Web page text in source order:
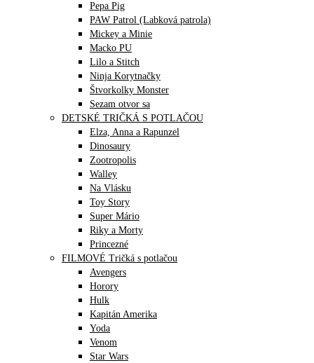
Pepa Pig
PAW Patrol (Labková patrola)
Mickey a Minie
Macko PU
Lilo a Stitch
Ninja Korytnačky
Štvorkolky Monster
Sezam otvor sa
DETSKÉ TRIČKÁ S POTLAČOU
Elza, Anna a Rapunzel
Dinosaury
Zootropolis
Walley
Na Vlásku
Toy Story
Super Mário
Riky a Morty
Princezné
FILMOVÉ Tričká s potlačou
Avengers
Horory
Hulk
Kapitán Amerika
Yoda
Venom
Star Wars